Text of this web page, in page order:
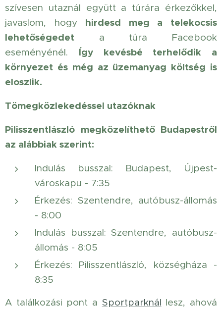
szívesen utaznál együtt a túrára érkezőkkel,
javaslom, hogy hirdesd meg a telekocsis
lehetőségedet a túra Facebook
eseményénél. Így kevésbé terhelődik a
környezet és még az üzemanyag költség is
eloszlik.
Tömegközlekedéssel utazóknak
Pilisszentlászló megközelíthető Budapestről
az alábbiak szerint:
Indulás busszal: Budapest, Újpest-
városkapu - 7:35
Érkezés: Szentendre, autóbusz-állomás
- 8:00
Indulás busszal: Szentendre, autóbusz-
állomás - 8:05
Érkezés: Pilisszentlászló, községháza -
8:35
A találkozási pont a Sportparknál lesz, ahová